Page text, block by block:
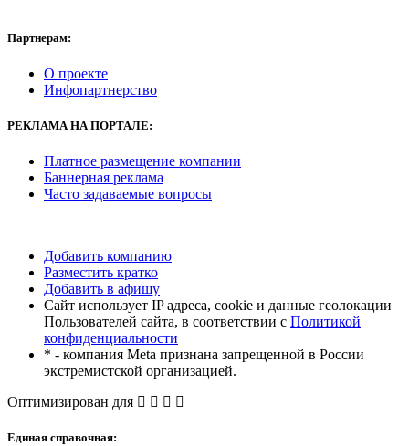
Партнерам:
О проекте
Инфопартнерство
РЕКЛАМА НА ПОРТАЛЕ:
Платное размещение компании
Баннерная реклама
Часто задаваемые вопросы
Добавить компанию
Разместить кратко
Добавить в афишу
Сайт использует IP адреса, cookie и данные геолокации
Пользователей сайта, в соответствии с Политикой
конфиденциальности
* - компания Meta признана запрещенной в России
экстремистской организацией.
Оптимизирован для
Единая справочная: